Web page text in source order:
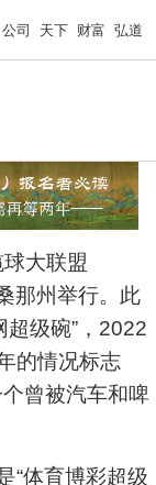
公司 天下 财富 弘道
大联盟
那州举行。此
超级碗”，2022
的情况标志
曾被汽车和啤
体育博彩超级